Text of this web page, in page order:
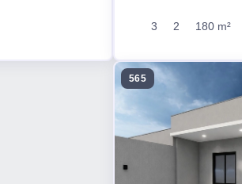
3 2 180 m²
565